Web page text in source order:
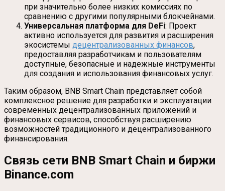
при значительно более низких комиссиях по
сравнению с другими популярными блокчейнами.
Универсальная платформа для DeFi: Проект
активно используется для развития и расширения
экосистемы децентрализованных финансов,
предоставляя разработчикам и пользователям
доступные, безопасные и надежные инструменты
для создания и использования финансовых услуг.
Таким образом, BNB Smart Chain представляет собой
комплексное решение для разработки и эксплуатации
современных децентрализованных приложений и
финансовых сервисов, способствуя расширению
возможностей традиционного и децентрализованного
финансирования.
Связь сети BNB Smart Chain и биржи
Binance.com